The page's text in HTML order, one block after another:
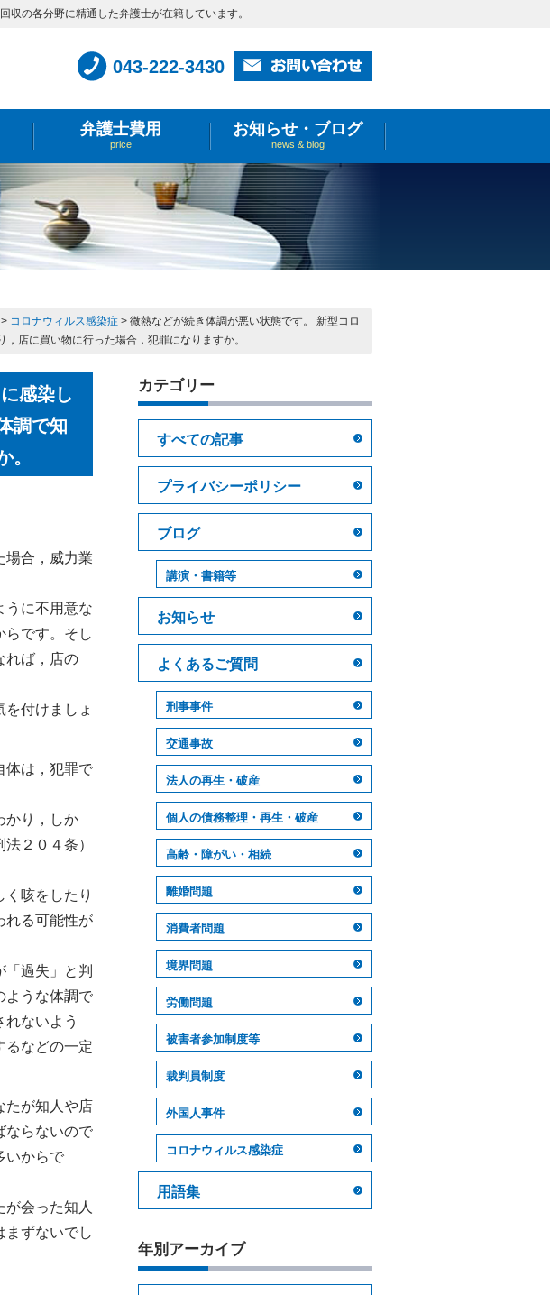
収の各分野に精通した弁護士が在籍しています。
043-222-3430
弁護士費用
price
お知らせ・ブログ
news & blog
> コロナウィルス感染症 > 微熱などが続き体調が悪い状態です。 新型コロ
店に買い物に行った場合，犯罪になりますか。
感染し
調で知
。
場合，威力業
に不用意な
らです。そし
れば，店の
付けましょ
体は，犯罪で
り，しか
２０４条）
咳をしたり
れる可能性が
過失」と判
ような体調で
ないよう
るなどの一定
たが知人や店
ならないので
いからで
会った知人
まずないでし
カテゴリー
すべての記事
プライバシーポリシー
ブログ
講演・書籍等
お知らせ
よくあるご質問
刑事事件
交通事故
法人の再生・破産
個人の債務整理・再生・破産
高齢・障がい・相続
離婚問題
消費者問題
境界問題
労働問題
被害者参加制度等
裁判員制度
外国人事件
コロナウィルス感染症
用語集
年別アーカイブ